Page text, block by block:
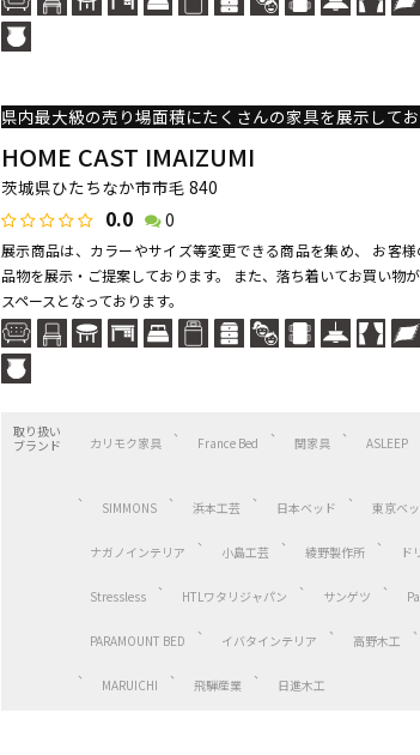
HOME CAST IMAIZUMI
茨城県ひたちなか市市毛 840
0.0 0
展示商品は、カラーやサイズ等変更できる商品を集め、 お客
品物を展示・ご提案しております。 また、落ち着いてお買い物
スペースとなっております。
取り扱い
ブランド
カリモク家具 France Bed 関家具 ASLEEP
SIMMONS 浜本工芸 日本ベッド 東京ベ
ナガノインテリア 小島工芸 綾野製作所 ド
Stressless HTLワタリジャパン サンゲツ
PARAMOUNT BED イバタインテリア 高野木工
MARUICHI 飛騨産業 日進木工